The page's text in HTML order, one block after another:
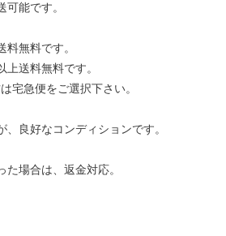
能です。
無料です。
送料無料です。
宅急便をご選択下さい。
良好なコンディションです。
場合は、返金対応。